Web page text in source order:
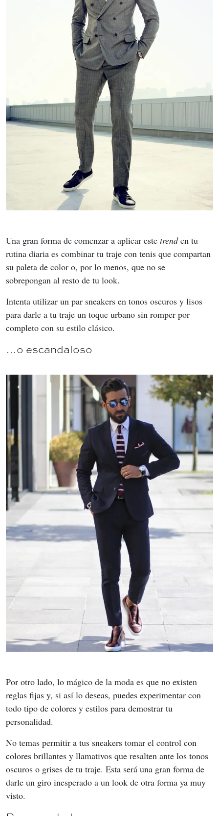
Una gran forma de comenzar a aplicar este trend en tu
rutina diaria es combinar tu traje con tenis que compartan
su paleta de color o, por lo menos, que no se
sobrepongan al resto de tu look.
Intenta utilizar un par sneakers en tonos oscuros y lisos
para darle a tu traje un toque urbano sin romper por
completo con su estilo clásico.
…o escandaloso
Por otro lado, lo mágico de la moda es que no existen
reglas fijas y, si así lo deseas, puedes experimentar con
todo tipo de colores y estilos para demostrar tu
personalidad.
No temas permitir a tus sneakers tomar el control con
colores brillantes y llamativos que resalten ante los tonos
oscuros o grises de tu traje. Esta será una gran forma de
darle un giro inesperado a un look de otra forma ya muy
visto.